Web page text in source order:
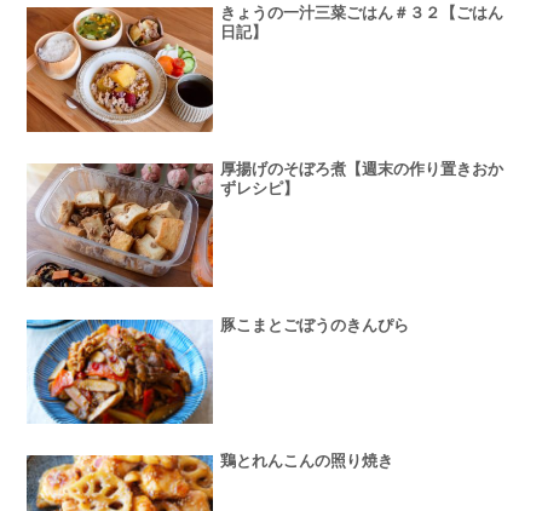
きょうの一汁三菜ごはん＃３２【ごはん
日記】
厚揚げのそぼろ煮【週末の作り置きおか
ずレシピ】
豚こまとごぼうのきんぴら
鶏とれんこんの照り焼き